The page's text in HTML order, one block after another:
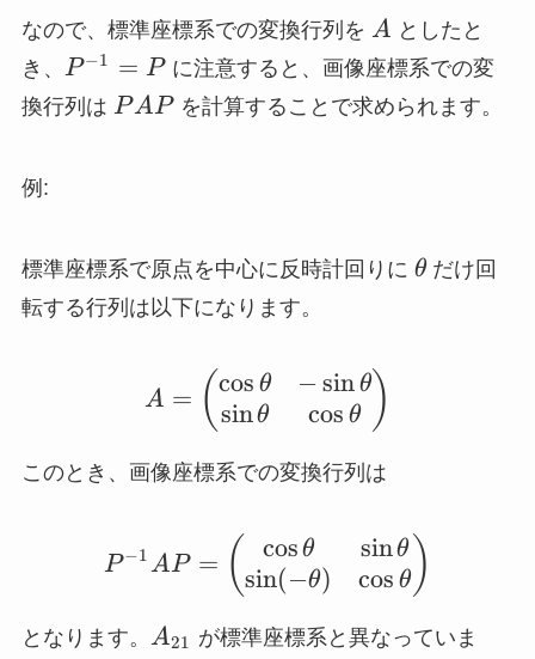
なので、標準座標系での変換行列を A
A としたと
き、
P^{-1}
= P
P−1 = Pに注意すると、画像座標系での変
換行列は PAP
PAPを計算することで求められます。
例:
標準座標系で原点を中心に反時計回りに \theta
θだけ回
転する行列は以下になります。
A = \begin{pmatrix}
A = ( cos θ
sinθ
−sinθ
cos θ )
このとき、画像座標系での変換行列は
P^{-1}AP =
P −1AP = ( cosθ
sin(−θ)
sinθ
cos θ)
となります。 A_{21}
A21 が標準座標系と異なっていま